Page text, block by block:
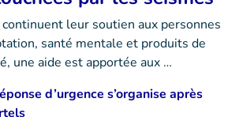
leur soutien aux personnes
santé mentale et produits de
une aide est apportée aux …